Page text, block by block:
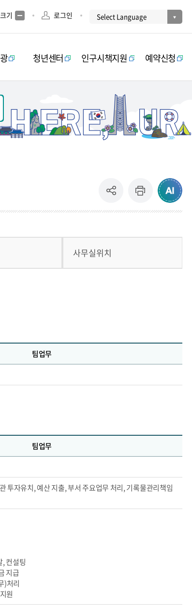
기 로그인
청년센터 인구시책지원 예약신청
사무실위치
팀업무
팀업무
투자유치, 예산 지출, 부서 주요업무 처리, 기록물관리책임
, 컨설팅
지급
)처리
원